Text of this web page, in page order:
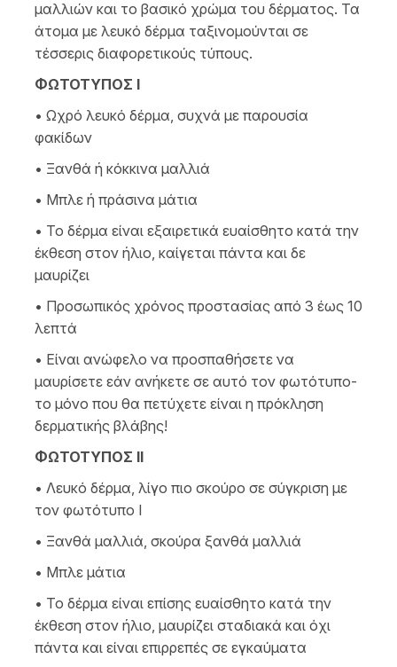
μαλλιών και το βασικό χρώμα του δέρματος. Τα
άτομα με λευκό δέρμα ταξινομούνται σε
τέσσερις διαφορετικούς τύπους.
ΦΩΤΟΤΥΠΟΣ Ι
• Ωχρό λευκό δέρμα, συχνά με παρουσία
φακίδων
• Ξανθά ή κόκκινα μαλλιά
• Μπλε ή πράσινα μάτια
• Το δέρμα είναι εξαιρετικά ευαίσθητο κατά την
έκθεση στον ήλιο, καίγεται πάντα και δε
μαυρίζει
• Προσωπικός χρόνος προστασίας από 3 έως 10
λεπτά
• Είναι ανώφελο να προσπαθήσετε να
μαυρίσετε εάν ανήκετε σε αυτό τον φωτότυπο-
το μόνο που θα πετύχετε είναι η πρόκληση
δερματικής βλάβης!
ΦΩΤΟΤΥΠΟΣ ΙΙ
• Λευκό δέρμα, λίγο πιο σκούρο σε σύγκριση με
τον φωτότυπο Ι
• Ξανθά μαλλιά, σκούρα ξανθά μαλλιά
• Μπλε μάτια
• Το δέρμα είναι επίσης ευαίσθητο κατά την
έκθεση στον ήλιο, μαυρίζει σταδιακά και όχι
πάντα και είναι επιρρεπές σε εγκαύματα